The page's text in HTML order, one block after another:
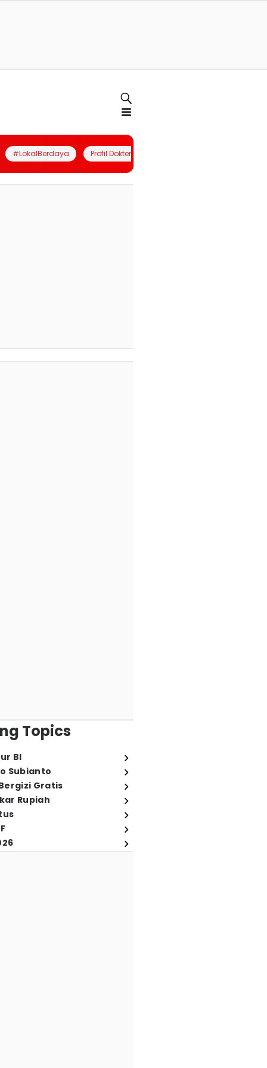
#LokalBerdaya Profil Dokter
Topics
BI
Subianto
Gratis
Rupiah